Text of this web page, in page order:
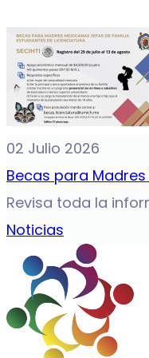
02 Julio 2026
Becas para
Revisa toda la
Noticias